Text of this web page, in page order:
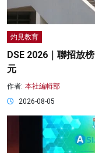
灼見教育
DSE 2026｜聯招放
元
作者: 本社編輯部
2026-08-05